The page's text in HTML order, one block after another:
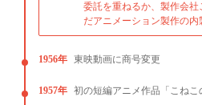
委託を重ねるか、製作会
だアニメーション製作の内
1956年 東映動画に商号変更
1957年 初の短編アニメ作品「こね